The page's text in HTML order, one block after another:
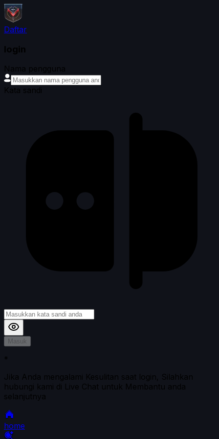
Daftar
login
Nama pengguna
Kata sandi
Masuk
*
Jika Anda mengalami Kesulitan saat login, Silahkan
hubungi kami di Live Chat untuk Membantu anda
selanjutnya
home